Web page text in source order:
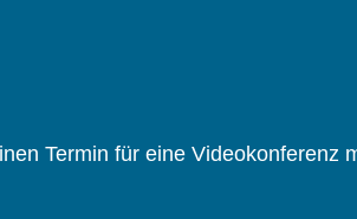
Termin für eine Videokonferenz